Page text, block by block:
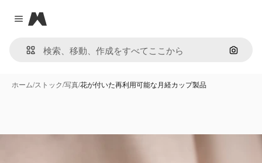
Close menu
Magnific
画像で
ホーム/ストック/写真/花が付いた再利用可能な月経カップ製品